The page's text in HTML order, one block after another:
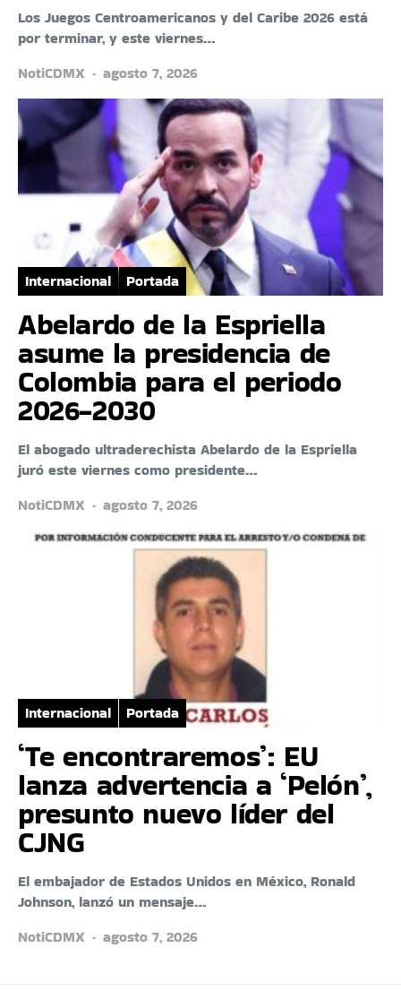
Los Juegos Centroamericanos y del Caribe 2026 está
por terminar, y este viernes…
NotiCDMX
agosto 7, 2026
Internacional Portada
Abelardo de la Espriella
asume la presidencia de
Colombia para el periodo
2026-2030
El abogado ultraderechista Abelardo de la Espriella
juró este viernes como presidente…
NotiCDMX
agosto 7, 2026
Internacional Portada
‘Te encontraremos’: EU
lanza advertencia a ‘Pelón’,
presunto nuevo líder del
CJNG
El embajador de Estados Unidos en México, Ronald
Johnson, lanzó un mensaje…
NotiCDMX
agosto 7, 2026